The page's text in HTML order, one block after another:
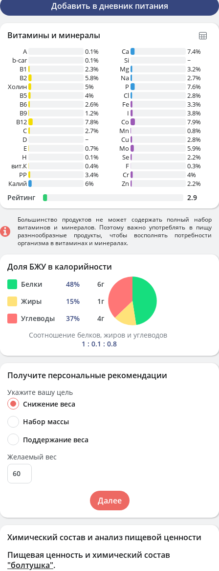
Химический состав и анализ пищевой ценности
Пищевая ценность и химический состав
"болтушка".
Добавить в дневник питания
Витамины и минералы
A
0.1%
b-car
0.1%
В1
2.3%
B2
5.8%
Холин
5%
B5
4%
B6
2.6%
B9
1.2%
B12
7.8%
C
2.7%
D
~
E
0.7%
H
0.1%
вит.К
0.4%
PP
3.4%
Калий
6%
Ca
7.4%
Si
~
Mg
3.2%
Na
2.7%
P
7.6%
Cl
2.8%
Fe
3.3%
I
3.8%
Co
7.9%
Mn
0.8%
Cu
2.8%
Mo
5.9%
Se
2.2%
F
0.3%
Cr
4%
Zn
2.2%
Рейтинг 2.9
Большинство продуктов не может содержать полный набор
витаминов и минералов. Поэтому важно употреблять в пищу
разннообразные продукты, чтобы восполнять потребности
организма в витаминах и минералах.
Доля БЖУ в калорийности
Белки 48% 6г
Жиры
15% 1г
Углеводы
37% 4г
Соотношение белков, жиров и углеводов
1 : 0.1 : 0.8
Получите персональные рекомендации
Укажите вашу цель
Снижение веса
Набор массы
Поддержание веса
Желаемый вес
Далее